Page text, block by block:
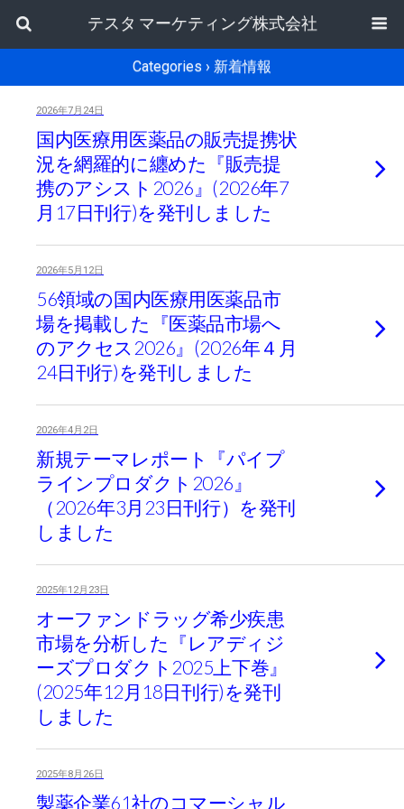
テスタ マーケティング株式会社
Categories › 新着情報
2026年7月24日
国内医療用医薬品の販売提携状
況を網羅的に纏めた『販売提
携のアシスト2026』(2026年7
月17日刊行)を発刊しました
2026年5月12日
56領域の国内医療用医薬品市
場を掲載した『医薬品市場へ
のアクセス2026』(2026年４月
24日刊行)を発刊しました
2026年4月2日
新規テーマレポート『パイプ
ラインプロダクト2026』
（2026年3月23日刊行）を発刊
しました
2025年12月23日
オーファンドラッグ希少疾患
市場を分析した『レアディジ
ーズプロダクト2025上下巻』
(2025年12月18日刊行)を発刊
しました
2025年8月26日
製薬企業61社のコマーシャル